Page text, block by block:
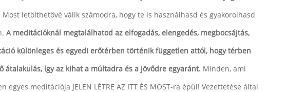
Most letölthetővé válik számodra, hogy te is használhasd és gyakorolhasd
A meditációknál megtalálhatod az elfogadás, elengedés, megbocsájtás,
különleges és egyedi erőtérben történik független attól, hogy térben
átalakulás, így az kihat a múltadra és a jövődre egyaránt. Minden, ami
meditációja JELEN LÉTRE AZ ITT ÉS MOST-ra épül! Vezettetése által